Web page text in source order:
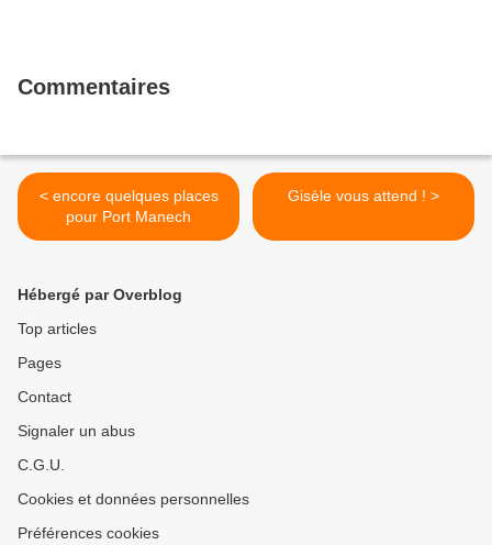
Commentaires
< encore quelques places
pour Port Manech
Gisèle vous attend ! >
Hébergé par Overblog
Top articles
Pages
Contact
Signaler un abus
C.G.U.
Cookies et données personnelles
Préférences cookies